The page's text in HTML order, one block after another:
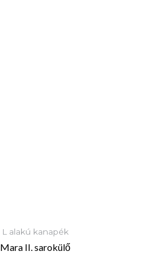
L alakú kanapék
Mara II. sarokülő